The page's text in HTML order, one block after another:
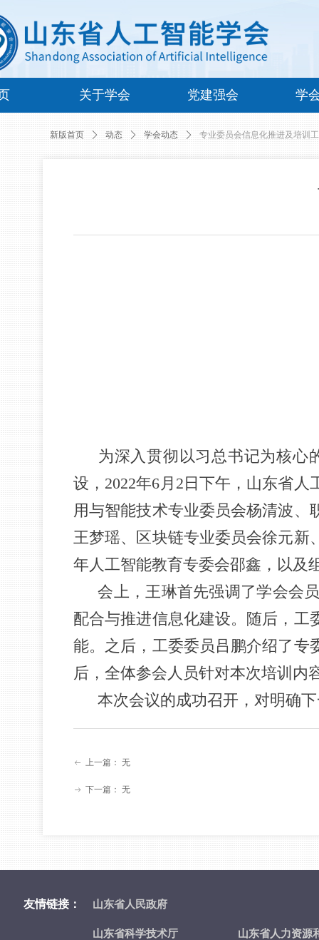
关于学会 党建强会 学
为深入贯彻以习总书记为核心
设，2022年6月2日下午，山东省
用与智能技术专业委员会杨清波
王梦瑶、区块链专业委员会徐元新
年人工智能教育专委会邵鑫，以及
会上，王琳首先强调了学会会
配合与推进信息化建设。随后，工
能。之后，工委委员吕鹏介绍了专
后，全体参会人员针对本次培训内
本次会议的成功召开，对明确
ꂃ 上一篇： 无
ꁹ 下一篇： 无
新版首页 ꄲ 动态 ꄲ 学会动态 ꄲ 专业委员会信息化推进及培训
友情链接： 山东省人民政府
山东省科学技术厅 山东省人力资源